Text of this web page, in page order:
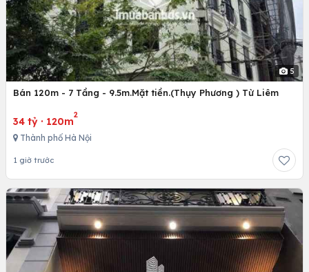
5
Bán 120m - 7 Tầng - 9.5m.Mặt tiền.(Thụy Phương ) Từ Liêm
34 tỷ · 120m
2
Thành phố Hà Nội
1 giờ trước